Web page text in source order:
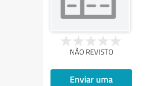
NÃO REVISTO
Enviar uma